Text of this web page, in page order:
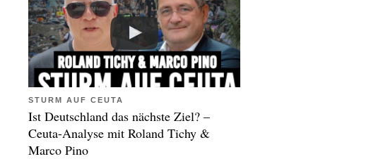
STURM AUF CEUTA
Ist Deutschland das nächste Ziel? –
Ceuta-Analyse mit Roland Tichy &
Marco Pino